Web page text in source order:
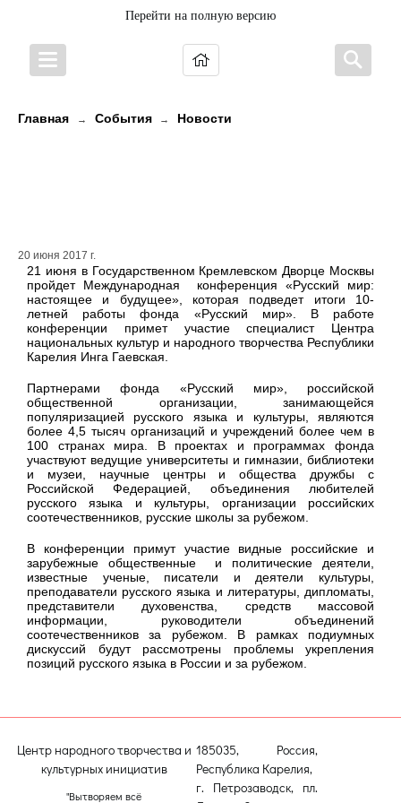
Перейти на полную версию
Главная → События → Новости
20 июня 2017 г.
21 июня в Государственном Кремлевском Дворце Москвы
пройдет Международная конференция «Русский мир:
настоящее и будущее», которая подведет итоги 10-
летней работы фонда «Русский мир». В работе
конференции примет участие специалист Центра
национальных культур и народного творчества Республики
Карелия Инга Гаевская.
Партнерами фонда «Русский мир», российской
общественной организации, занимающейся
популяризацией русского языка и культуры, являются
более 4,5 тысяч организаций и учреждений более чем в
100 странах мира. В проектах и программах фонда
участвуют ведущие университеты и гимназии, библиотеки
и музеи, научные центры и общества дружбы с
Российской Федерацией, объединения любителей
русского языка и культуры, организации российских
соотечественников, русские школы за рубежом.
В конференции примут участие видные российские и
зарубежные общественные и политические деятели,
известные ученые, писатели и деятели культуры,
преподаватели русского языка и литературы, дипломаты,
представители духовенства, средств массовой
информации, руководители объединений
соотечественников за рубежом. В рамках подиумных
дискуссий будут рассмотрены проблемы укрепления
позиций русского языка в России и за рубежом.
Центр народного творчества и
культурных инициатив
"Вытворяем всё
185035, Россия,
Республика Карелия,
г. Петрозаводск, пл.